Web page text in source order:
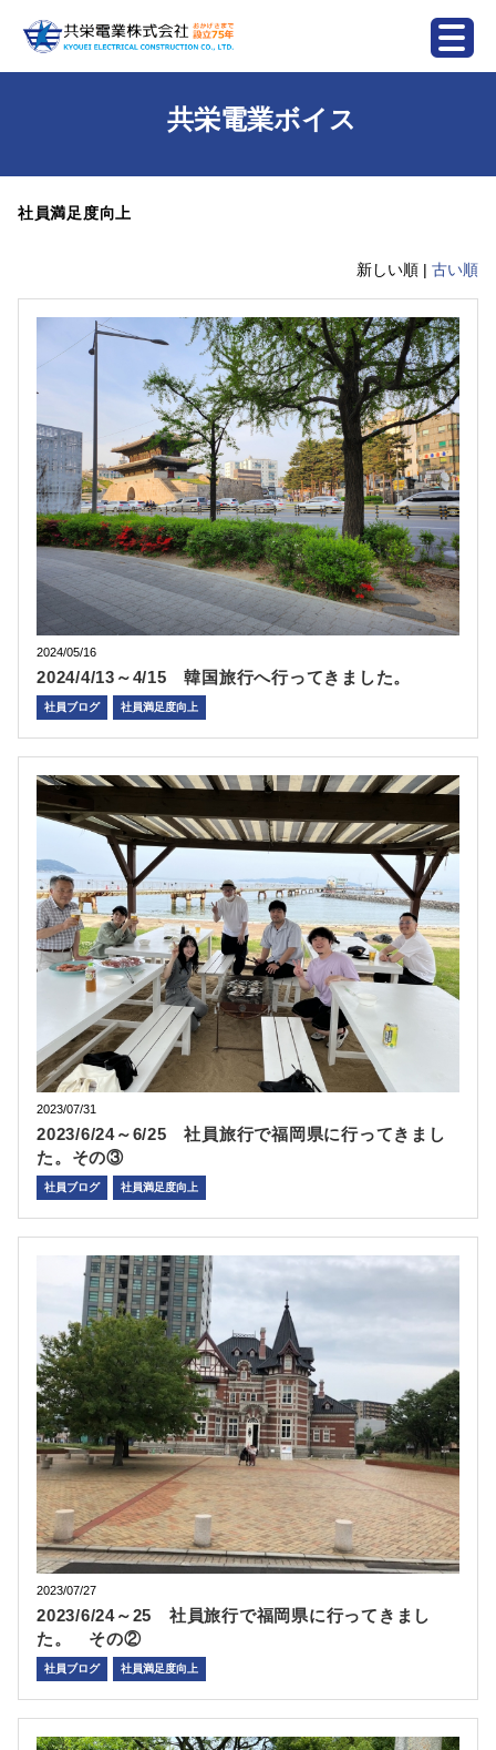
共栄電業ボイス
社員満足度向上
新しい順 | 古い順
2024/05/16
2024/4/13～4/15 韓国旅行へ行ってきました。
社員ブログ 社員満足度向上
2023/07/31
2023/6/24～6/25 社員旅行で福岡県に行ってきまし
た。その③
社員ブログ 社員満足度向上
2023/07/27
2023/6/24～25 社員旅行で福岡県に行ってきまし
た。 その②
社員ブログ 社員満足度向上